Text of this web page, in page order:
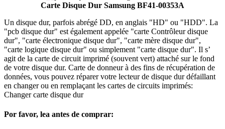
Carte Disque Dur Samsung BF41-00353A
Un disque dur, parfois abrégé DD, en anglais "HD" ou "HDD". La
"pcb disque dur" est également appelée "carte Contrôleur disque
dur", "carte électronique disque dur", "carte mère disque dur",
"carte logique disque dur" ou simplement "carte disque dur". Il s’
agit de la carte de circuit imprimé (souvent vert) attaché sur le fond
de votre disque dur. Carte de donneur à des fins de récupération de
données, vous pouvez réparer votre lecteur de disque dur défaillant
en changer ou en remplaçant les cartes de circuits imprimés:
Changer carte disque dur
Por favor, lea antes de comprar: